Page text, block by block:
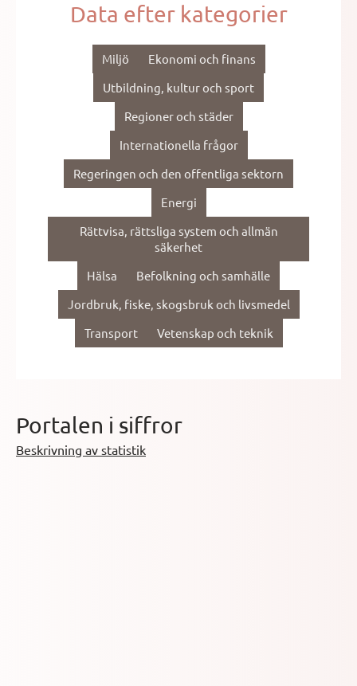
Data efter kategorier
Miljö
Ekonomi och finans
Utbildning, kultur och sport
Regioner och städer
Internationella frågor
Regeringen och den offentliga sektorn
Energi
Rättvisa, rättsliga system och allmän
säkerhet
Hälsa
Befolkning och samhälle
Jordbruk, fiske, skogsbruk och livsmedel
Transport
Vetenskap och teknik
Portalen i siffror
Beskrivning av statistik